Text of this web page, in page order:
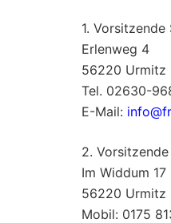
1.
Erlenweg 4
56220 Urmitz
Tel. 02630-
E-Mail:
2.
Im Widdum 17
56220 Urmitz
Mobil: 0175